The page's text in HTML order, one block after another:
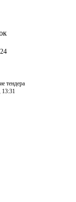
тендера
13:31